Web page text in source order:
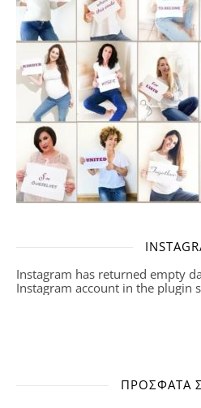
Instagram has returned empty
Instagram account in the plugin
ΠΡΌΣΦΑΤΑ